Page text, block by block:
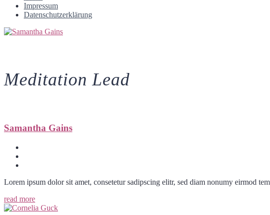
Impressum
Datenschutzerklärung
Meditation Lead
Samantha Gains
Lorem ipsum dolor sit amet, consetetur sadipscing elitr, sed diam nonumy eirmod
read more